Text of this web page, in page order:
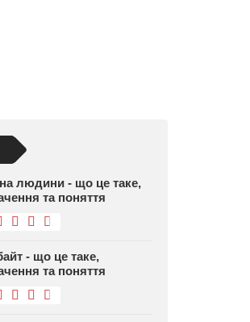
людини - що це таке,
та поняття
- що це таке,
та поняття